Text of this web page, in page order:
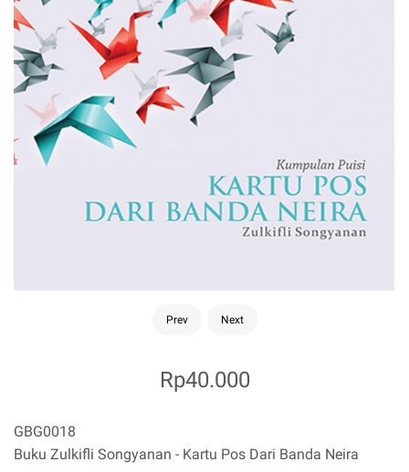
Prev Next
Rp40.000
GBG0018
Buku Zulkifli Songyanan - Kartu Pos Dari Banda Neira